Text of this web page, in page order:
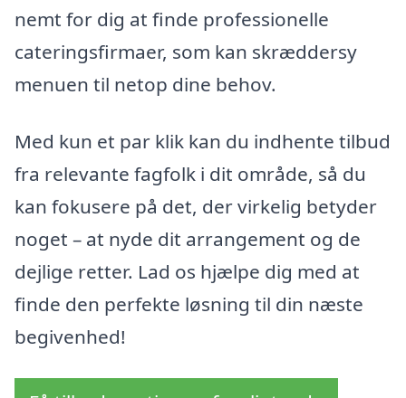
nemt for dig at finde professionelle
cateringsfirmaer, som kan skræddersy
menuen til netop dine behov.
Med kun et par klik kan du indhente tilbud
fra relevante fagfolk i dit område, så du
kan fokusere på det, der virkelig betyder
noget – at nyde dit arrangement og de
dejlige retter. Lad os hjælpe dig med at
finde den perfekte løsning til din næste
begivenhed!